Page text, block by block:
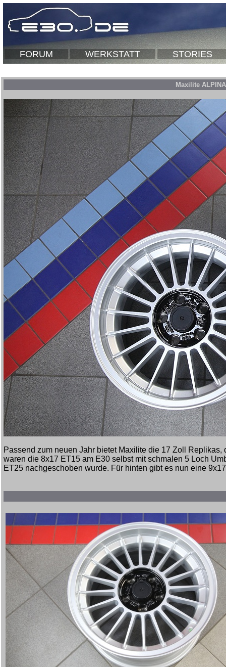
FORUM WERKSTATT STORIES
Maxilite
Passend zum neuen Jahr bietet Maxilite die 17 Zoll
waren die 8x17 ET15 am E30 selbst mit schmalen 5 Loch
ET25 nachgeschoben wurde. Für hinten gibt es nun eine